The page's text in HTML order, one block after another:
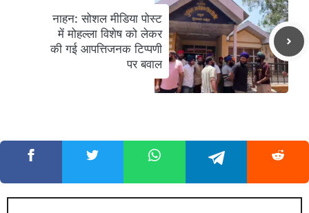
नाहन: सोशल मीडिया पोस्ट
में मोहल्ला विशेष को लेकर
की गई आपत्तिजनक टिप्पणी
पर बवाल